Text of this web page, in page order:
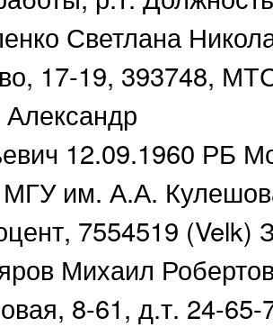
Светлана
17-19, 393748,
Александр
12.09.1960 РБ
им. А.А.
7554519 (Velk)
Михаил
8-61, д.т. 24-